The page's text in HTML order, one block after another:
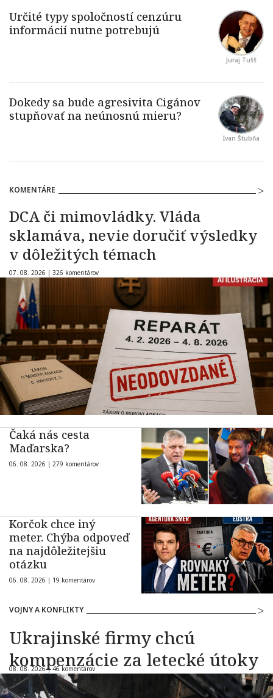
Juraj Tušš
Ivan Štubňa
KOMENTÁRE
DCA či mimovládky. Vláda
sklamáva, nevie doručiť výsledky
v dôležitých témach
07. 08. 2026 | 326 komentárov
Čaká nás cesta
Maďarska?
06. 08. 2026 | 279 komentárov
Korčok chce iný
meter. Chýba odpoveď
na najdôležitejšiu
otázku
06. 08. 2026 | 19 komentárov
VOJNY A KONFLIKTY
Ukrajinské firmy chcú
kompenzácie za letecké útoky
08. 08. 2026 |46 komentárov